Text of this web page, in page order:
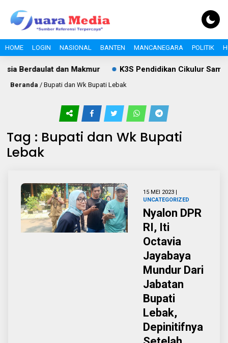
HOME LOGIN NASIONAL BANTEN MANCANEGARA POLITIK
Berdaulat dan Makmur K3S Pendidikan Cikulur
Beranda / Bupati dan Wk Bupati Lebak
Tag : Bupati dan Wk Bupati
Lebak
15 MEI 2023 |
UNCATEGORIZED
Nyalon DPR
RI, Iti
Octavia
Jayabaya
Mundur Dari
Jabatan
Bupati
Lebak,
Depinitifnya